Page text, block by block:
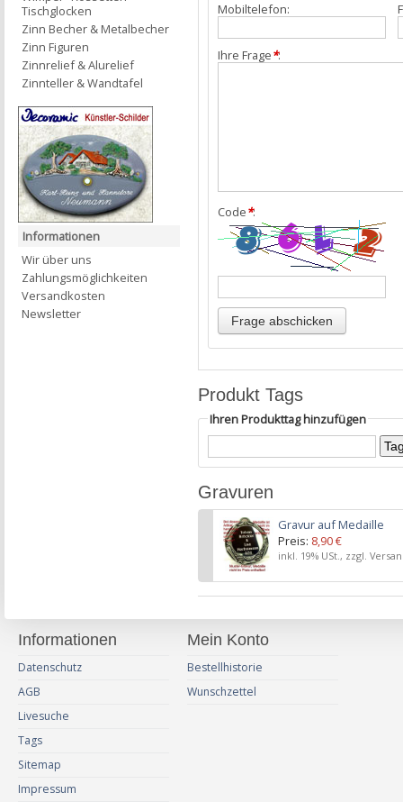
Mobiltelefon:
Ihre Frage*:
Code*:
Produkt Tags
Ihren Produkttag hinzufügen
Gravuren
Gravur auf Medaille
Preis: 8,90 €
inkl. 19% USt., zzgl.
Tischglocken
Zinn Becher & Metalbecher
Zinn Figuren
Zinnrelief & Alurelief
Zinnteller & Wandtafel
Informationen
Wir über uns
Zahlungsmöglichkeiten
Versandkosten
Newsletter
Informationen
Datenschutz
AGB
Livesuche
Tags
Sitemap
Impressum
Mein Konto
Bestellhistorie
Wunschzettel